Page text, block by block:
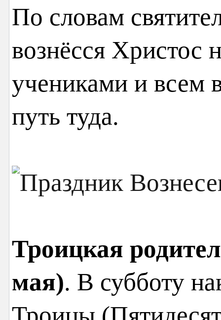
По словам
вознёсся Христос
учениками и всем
путь туда.
Троицкая
мая). В субботу